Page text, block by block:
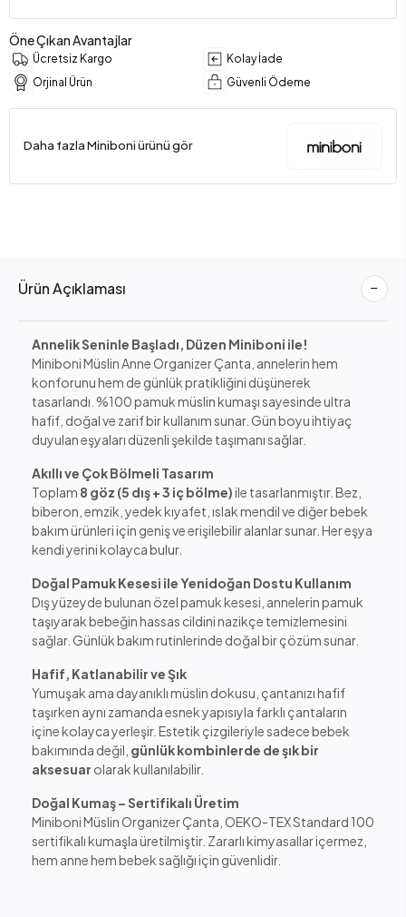
Öne Çıkan Avantajlar
Ücretsiz Kargo
Kolay İade
Orjinal Ürün
Güvenli Ödeme
Daha fazla Miniboni ürünü gör
Ürün Açıklaması
Annelik Seninle Başladı, Düzen Miniboni ile!
Miniboni Müslin Anne Organizer Çanta, annelerin hem
konforunu hem de günlük pratikliğini düşünerek
tasarlandı. %100 pamuk müslin kumaşı sayesinde ultra
hafif, doğal ve zarif bir kullanım sunar. Gün boyu ihtiyaç
duyulan eşyaları düzenli şekilde taşımanı sağlar.
Akıllı ve Çok Bölmeli Tasarım
Toplam 8 göz (5 dış + 3 iç bölme)ile tasarlanmıştır. Bez,
biberon, emzik, yedek kıyafet, ıslak mendil ve diğer bebek
bakım ürünleri için geniş ve erişilebilir alanlar sunar. Her eşya
kendi yerini kolayca bulur.
Doğal Pamuk Kesesi ile Yenidoğan Dostu Kullanım
Dış yüzeyde bulunan özel pamuk kesesi, annelerin pamuk
taşıyarak bebeğin hassas cildini nazikçe temizlemesini
sağlar. Günlük bakım rutinlerinde doğal bir çözüm sunar.
Hafif, Katlanabilir ve Şık
Yumuşak ama dayanıklı müslin dokusu, çantanızı hafif
taşırken aynı zamanda esnek yapısıyla farklı çantaların
içine kolayca yerleşir. Estetik çizgileriyle sadece bebek
bakımında değil, günlük kombinlerde de şık bir
aksesuar olarak kullanılabilir.
Doğal Kumaş – Sertifikalı Üretim
Miniboni Müslin Organizer Çanta, OEKO-TEX Standard 100
sertifikalı kumaşla üretilmiştir. Zararlı kimyasallar içermez,
hem anne hem bebek sağlığı için güvenlidir.